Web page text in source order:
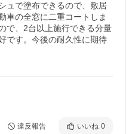
ュで塗布できるので、敷居
車の全窓に二重コートしま
で、2台以上施行できる分量
です。今後の耐久性に期待
違反報告 いいね 0